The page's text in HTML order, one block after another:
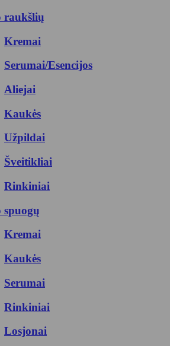
raukšlių
Kremai
Serumai/Esencijos
Aliejai
Kaukės
Užpildai
Šveitikliai
Rinkiniai
spuogų
Kremai
Kaukės
Serumai
Rinkiniai
Losjonai